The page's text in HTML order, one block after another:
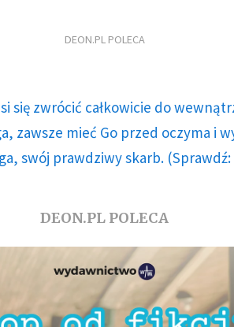
DEON.PL POLECA
się zwrócić całkowicie do
zawsze mieć Go przed oczyma i
swój prawdziwy skarb. (Sprawdź:
DEON.PL POLECA